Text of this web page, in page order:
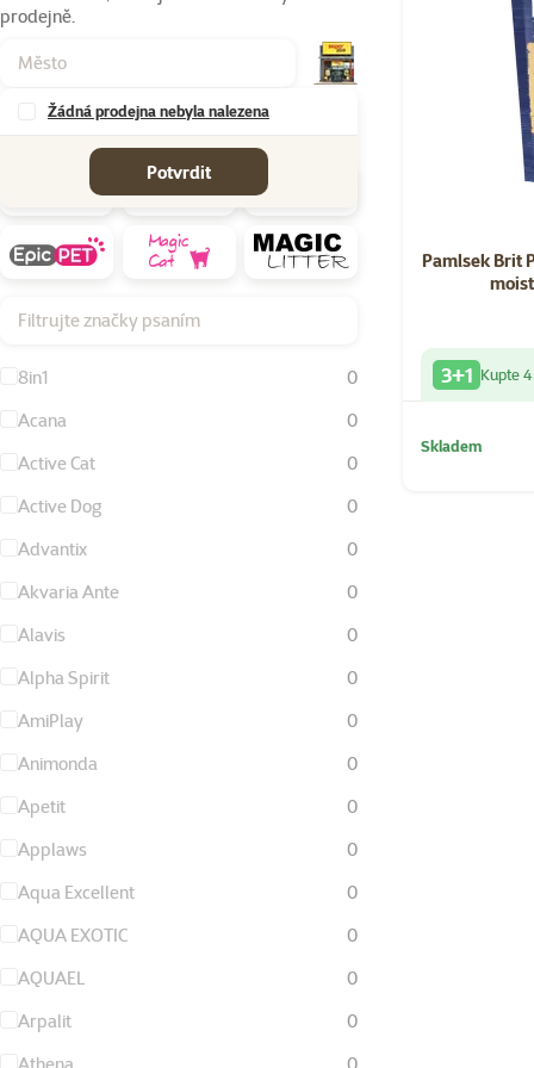
prodejně.
Žádná prodejna nebyla nalezena
Potvrdit
Filtrujte značky psaním
8in1
0
Acana
0
Active Cat
0
Active Dog
0
Advantix
0
Akvaria Ante
0
Alavis
0
Alpha Spirit
0
AmiPlay
0
Animonda
0
Apetit
0
Applaws
0
Aqua Excellent
0
AQUA EXOTIC
0
AQUAEL
0
Arpalit
0
Athena
0
Pamlsek Brit
3+1 Kupte
Skladem